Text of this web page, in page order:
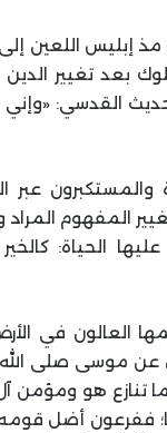
إبليس اللعين
بعد تغيير
199]. وفي الحديث
عبر
المفهوم المراد
الحياة: كالخير
العالون في
موسى صلى الله
الْفَسَادَ} [غافر: 26]،
ففرعون أضل